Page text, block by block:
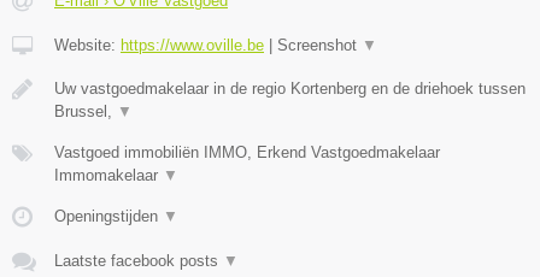
Website: https://www.oville.be Screenshot ▼
Uw vastgoedmakelaar in de regio Kortenberg en de driehoek tussen
Brussel, ▼
Vastgoed immobiliën IMMO, Erkend Vastgoedmakelaar
Immomakelaar ▼
Openingstijden ▼
Laatste facebook posts ▼